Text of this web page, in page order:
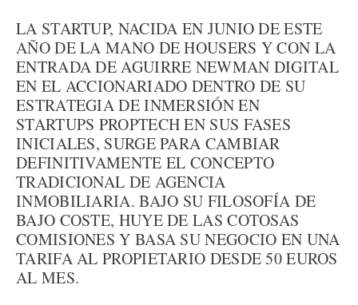
LA STARTUP, NACIDA EN JUNIO DE ESTE
AÑO DE LA MANO DE HOUSERS Y CON LA
ENTRADA DE AGUIRRE NEWMAN DIGITAL
EN EL ACCIONARIADO DENTRO DE SU
ESTRATEGIA DE INMERSIÓN EN
STARTUPS PROPTECH EN SUS FASES
INICIALES, SURGE PARA CAMBIAR
DEFINITIVAMENTE EL CONCEPTO
TRADICIONAL DE AGENCIA
INMOBILIARIA. BAJO SU FILOSOFÍA DE
BAJO COSTE, HUYE DE LAS COTOSAS
COMISIONES Y BASA SU NEGOCIO EN UNA
TARIFA AL PROPIETARIO DESDE 50 EUROS
AL MES.